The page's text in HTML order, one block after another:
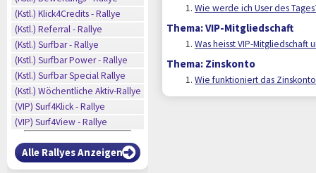
(Kstl.) Klick4Credits - Rallye
(Kstl.) Referral - Rallye
(Kstl.) Surfbar - Rallye
(Kstl.) Surfbar Power - Rallye
(Kstl.) Surfbar Special Rallye
(Kstl.) Wöchentliche Aktiv-Rallye
(VIP) Surf4Klick - Rallye
(VIP) Surf4View - Rallye
Alle Rallyes Anzeigen
Wie werde ich User des
Thema: VIP-Mitgliedschaft
Was heisst VIP-
Thema: Zinskonto
Wie funktioniert das